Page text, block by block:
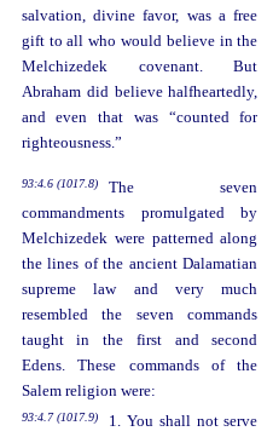
salvation, divine favor, was a free
gift to all who would believe in the
Melchizedek covenant. But
Abraham did believe halfheartedly,
and even that was “counted for
righteousness.”
93:4.6 (1017.8)
The seven
commandments promulgated by
Melchizedek were patterned along
the lines of the ancient Dalamatian
supreme law and very much
resembled the seven commands
taught in the first and second
Edens. These commands of the
Salem religion were:
93:4.7 (1017.9)
1. You shall not serve